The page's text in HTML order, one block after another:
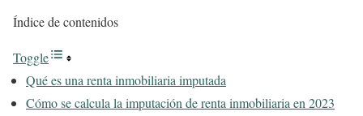
Índice de contenidos
Toggle
Qué es una renta inmobiliaria imputada
Cómo se calcula la imputación de renta inmobiliaria en 2023